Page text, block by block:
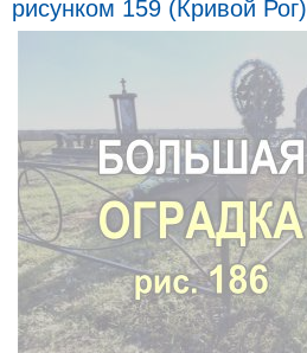
рисунком 159 (Кривой Рог)